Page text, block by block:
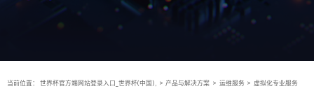
当前位置： 世界杯官方端网站登录入口_世界杯(中国), > 产品与解决方案 > 运维服务 > 虚拟化专业服务